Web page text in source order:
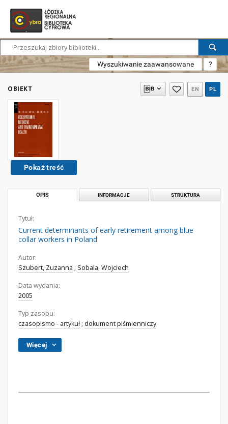
Wyszukiwanie zaawansowane ?
OBIEKT EN PL
Pokaż treść
OPIS INFORMACJE STRUKTURA
Tytuł:
Current determinants of early retirement among blue
collar workers in Poland
Autor:
Szubert, Zuzanna ; Sobala, Wojciech
Data wydania:
2005
Typ zasobu:
czasopismo - artykuł ; dokument piśmienniczy
Więcej